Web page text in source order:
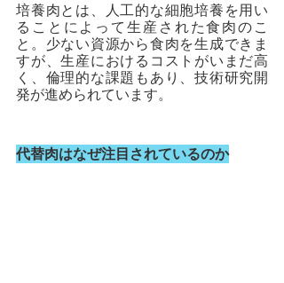
培養肉とは、人工的な細胞培養を用い
ることによって生産された食肉のこ
と。少ない資源から食肉を生成できま
すが、生産におけるコストがいまだ高
く、倫理的な課題もあり、技術研究開
発が進められています。
代替肉はなぜ注目されているのか